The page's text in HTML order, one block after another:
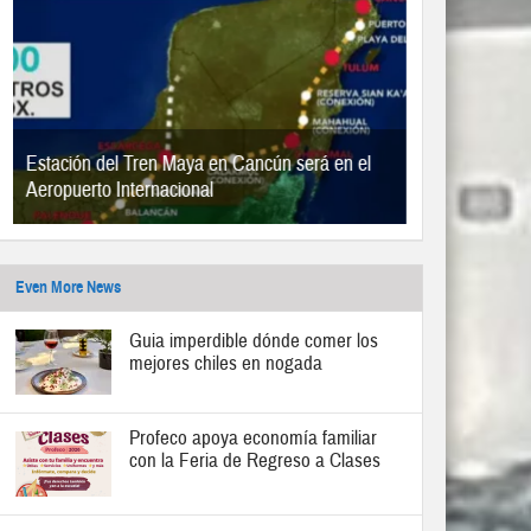
Estación del Tren Maya en Cancún será en el
Aeropuerto Internacional
Even More News
Guia imperdible dónde comer los
mejores chiles en nogada
Profeco apoya economía familiar
con la Feria de Regreso a Clases